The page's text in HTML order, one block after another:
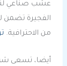
عشب صناعي
الفجيرة
من الاحترافية.
أيضا، تسعى